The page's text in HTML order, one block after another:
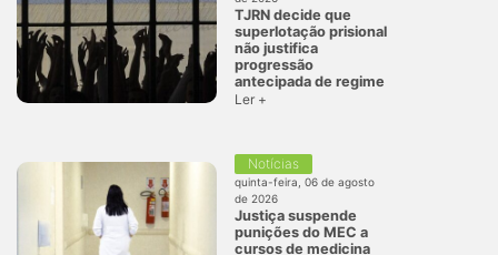
TJRN decide que
superlotação prisional
não justifica
progressão
antecipada de regime
Ler +
Notícias
quinta-feira, 06 de agosto
de 2026
Justiça suspende
punições do MEC a
cursos de medicina